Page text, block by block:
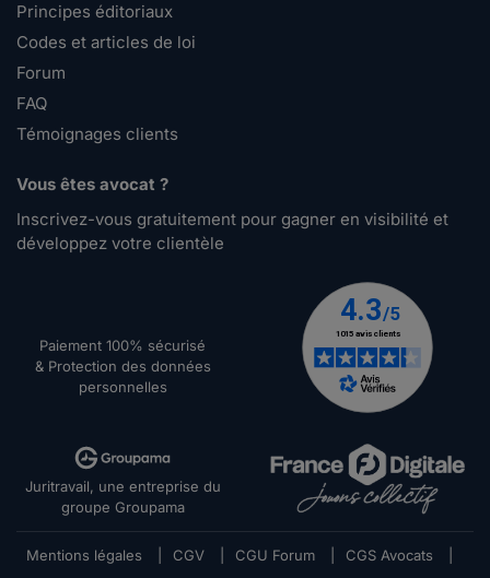
Principes éditoriaux
Codes et articles de loi
Forum
FAQ
Témoignages clients
Vous êtes avocat ?
Inscrivez-vous gratuitement pour gagner en visibilité et
développez votre clientèle
Paiement 100% sécurisé
& Protection des données
personnelles
Juritravail, une entreprise du
groupe Groupama
Mentions légales CGV CGU Forum CGS Avocats